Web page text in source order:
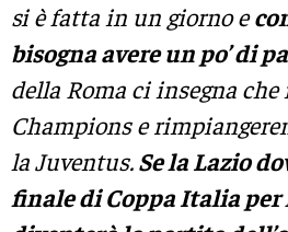
si è fatta in un giorno e
bisogna avere un po’ di
della Roma ci insegna
Champions e
la Juventus.Se la Lazio
finale di Coppa Italia per